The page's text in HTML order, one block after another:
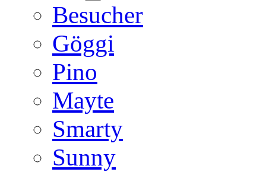
Besucher
Göggi
Pino
Mayte
Smarty
Sunny